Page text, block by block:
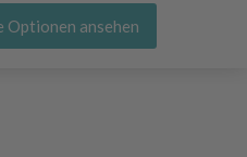
Optionen ansehen